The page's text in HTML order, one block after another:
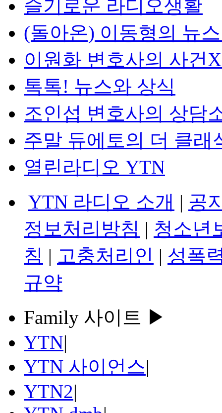
슬기로운 라디오생활
(돌아온) 이동형의 뉴
이원화 변호사의 사건
톡톡! 뉴스와 상식
조인섭 변호사의 상담
주말 듀에토의 더 클래
열린라디오 YTN
YTN 라디오 소개 | 공
정보처리방침 | 청소년
침 | 고충처리인 | 성폭
규약
Family 사이트 ▶
YTN|
YTN 사이언스|
YTN2|